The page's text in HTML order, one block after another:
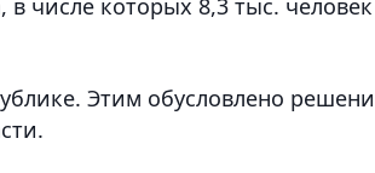
Этим обусловлено